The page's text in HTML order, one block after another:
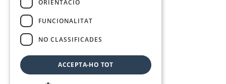
ORIENTACIÓ
FUNCIONALITAT
NO CLASSIFICADES
ACCEPTA-HO TOT